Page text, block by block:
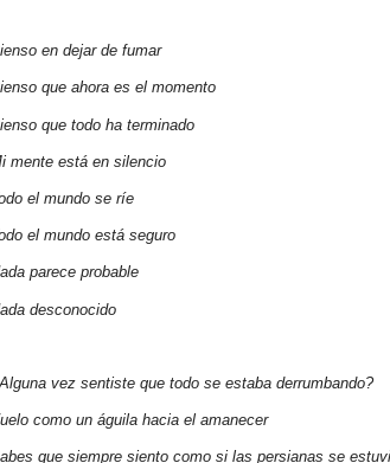
en dejar de fumar
que ahora es el momento
que todo ha terminado
mente está en silencio
el mundo se ríe
el mundo está seguro
parece probable
desconocido
vez sentiste que todo se estaba derrumbando?
como un águila hacia el amanecer
que siempre siento como si las persianas se